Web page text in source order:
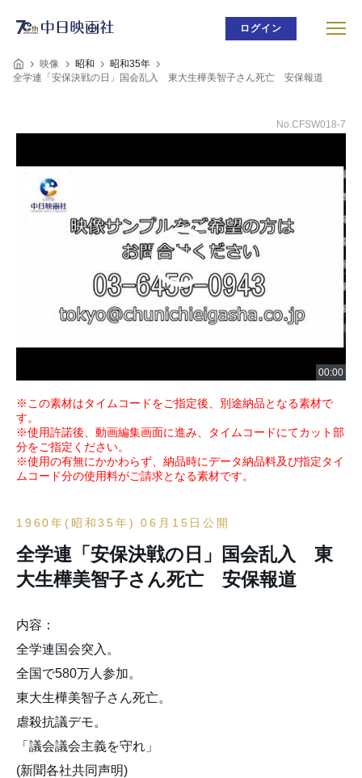
ログイン
映像 昭和
昭和35年
全学連「安保決戦の日」国会乱入 東大生樺美智子さん死亡 安保報道
No.CFSW018-7
※この素材はタイムコードをご指定後、別途納品となる素材で
す。
※使用許諾後、動画編集画面に進み、タイムコードにてカット部
分をご指定ください。
※使用の有無にかかわらず、納品時にデータ納品料及び指定タイ
ムコード分の使用料がご請求となる素材です。
1960年(昭和35年) 06月15日公開
全学連「安保決戦の日」国会乱入 東
大生樺美智子さん死亡 安保報道
内容：
全学連国会突入。
全国で580万人参加。
東大生樺美智子さん死亡。
虐殺抗議デモ。
「議会議会主義を守れ」
(新聞各社共同声明)